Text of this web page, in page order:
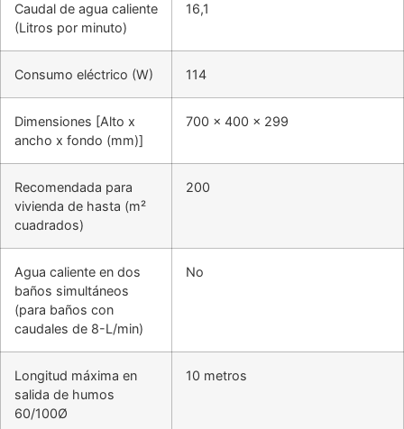
Caudal de agua caliente
(Litros por minuto)
16,1
Consumo eléctrico (W) 114
Dimensiones [Alto x
ancho x fondo (mm)]
700 x 400 x 299
Recomendada para
vivienda de hasta (m²
cuadrados)
200
Agua caliente en dos
baños simultáneos
(para baños con
caudales de 8-L/min)
No
Longitud máxima en
salida de humos
60/100Ø
10 metros